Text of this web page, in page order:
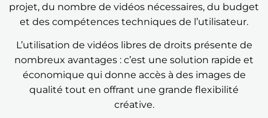
projet, du nombre de vidéos nécessaires, du budget
et des compétences techniques de l’utilisateur.
L’utilisation de vidéos libres de droits présente de
nombreux avantages : c’est une solution rapide et
économique qui donne accès à des images de
qualité tout en offrant une grande flexibilité
créative.